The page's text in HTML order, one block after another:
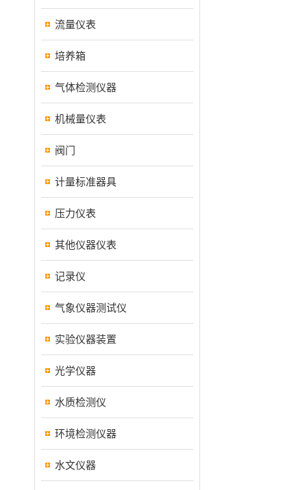
流量仪表
培养箱
气体检测仪器
机械量仪表
阀门
计量标准器具
压力仪表
其他仪器仪表
记录仪
气象仪器测试仪
实验仪器装置
光学仪器
水质检测仪
环境检测仪器
水文仪器